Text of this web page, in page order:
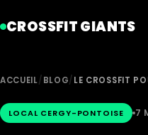
CROSSFIT GIANTS
ACCUEIL/ BLOG/ LE CROSSFIT
LOCAL CERGY-PONTOISE 7